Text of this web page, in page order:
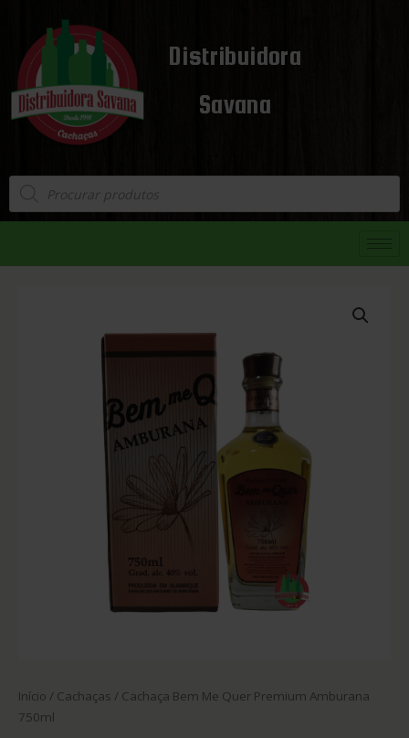
Distribuidora
Savana
Início / Cachaças / Cachaça Bem Me Quer Premium Amburana
750ml